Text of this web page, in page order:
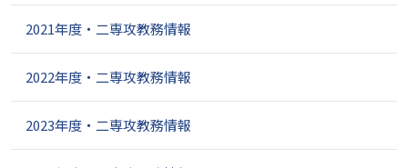
2021年度・二専攻教務情報
2022年度・二専攻教務情報
2023年度・二専攻教務情報